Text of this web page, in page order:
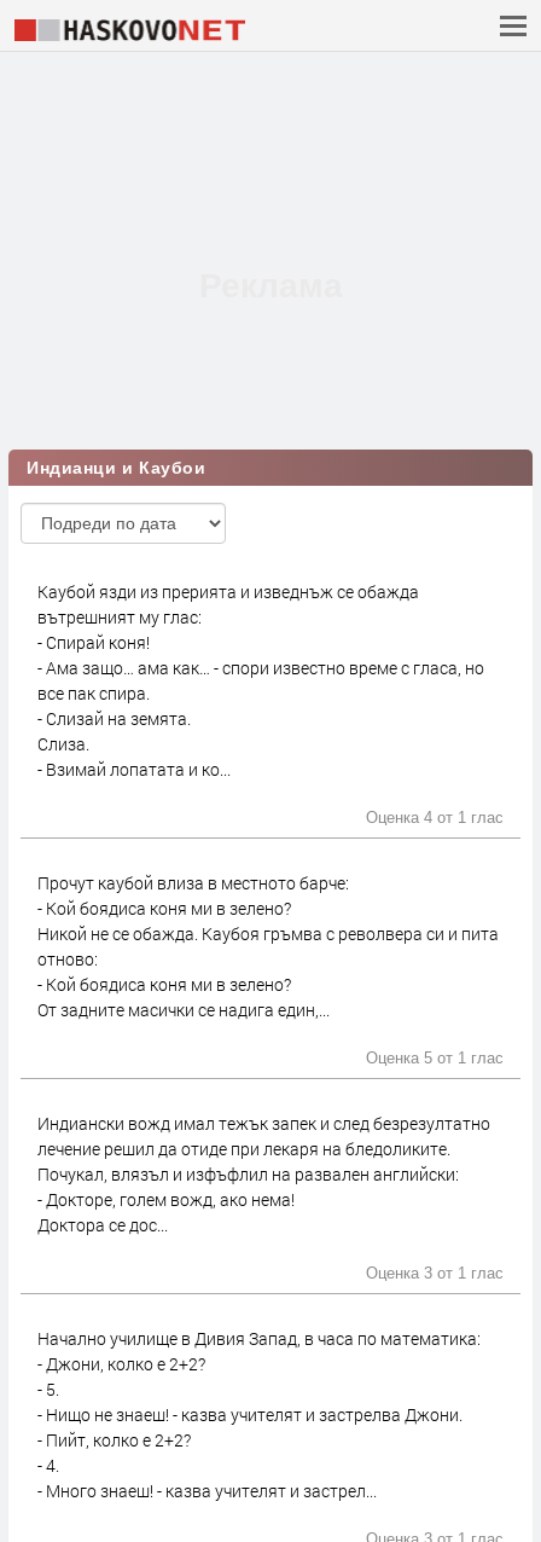
Индианци и Каубои
Каубой язди из прерията и изведнъж се обажда
вътрешният му глас:
- Спирай коня!
- Ама защо… ама как… - спори известно време с гласа, но
все пак спира.
- Слизай на земята.
Слиза.
- Взимай лопатата и ко...
Оценка 4 от 1 глас
Прочут каубой влиза в местното барче:
- Кой боядиса коня ми в зелено?
Никой не се обажда. Каубоя гръмва с револвера си и пита
отново:
- Кой боядиса коня ми в зелено?
От задните масички се надига един,...
Оценка 5 от 1 глас
Индиански вожд имал тежък запек и след безрезултатно
лечение решил да отиде при лекаря на бледоликите.
Почукал, влязъл и изфъфлил на развален английски:
- Докторе, голем вожд, ако нема!
Доктора се дос...
Оценка 3 от 1 глас
Начално училище в Дивия Запад, в часа по математика:
- Джони, колко е 2+2?
- 5.
- Нищо не знаеш! - казва учителят и застрелва Джони.
- Пийт, колко е 2+2?
- 4.
- Много знаеш! - казва учителят и застрел...